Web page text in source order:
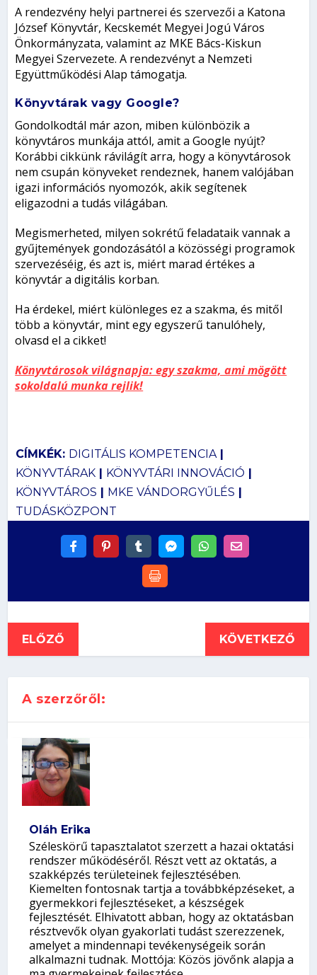
A rendezvény helyi partnerei és szervezői a Katona
József Könyvtár, Kecskemét Megyei Jogú Város
Önkormányzata, valamint az MKE Bács-Kiskun
Megyei Szervezete. A rendezvényt a Nemzeti
Együttműködési Alap támogatja.
Könyvtárak vagy Google?
Gondolkodtál már azon, miben különbözik a
könyvtáros munkája attól, amit a Google nyújt?
Korábbi cikkünk rávilágít arra, hogy a könyvtárosok
nem csupán könyveket rendeznek, hanem valójában
igazi információs nyomozók, akik segítenek
eligazodni a tudás világában.
Megismerheted, milyen sokrétű feladataik vannak a
gyűjtemények gondozásától a közösségi programok
szervezéséig, és azt is, miért marad értékes a
könyvtár a digitális korban.
Ha érdekel, miért különleges ez a szakma, és mitől
több a könyvtár, mint egy egyszerű tanulóhely,
olvasd el a cikket!
Könyvtárosok világnapja: egy szakma, ami mögött
sokoldalú munka rejlik!
CÍMKÉK: DIGITÁLIS KOMPETENCIA|
KÖNYVTÁRAK| KÖNYVTÁRI INNOVÁCIÓ |
KÖNYVTÁROS | MKE VÁNDORGYŰLÉS |
TUDÁSKÖZPONT
ELŐZŐ KÖVETKEZŐ
A szerzőről:
Oláh Erika
Széleskörű tapasztalatot szerzett a hazai oktatási
rendszer működéséről. Részt vett az oktatás, a
szakképzés területeinek fejlesztésében.
Kiemelten fontosnak tartja a továbbképzéseket, a
gyermekkori fejlesztéseket, a készségek
fejlesztését. Elhivatott abban, hogy az oktatásban
résztvevők olyan gyakorlati tudást szerezzenek,
amelyet a mindennapi tevékenységeik során
alkalmazni tudnak. Mottója: Közös jövőnk alapja a